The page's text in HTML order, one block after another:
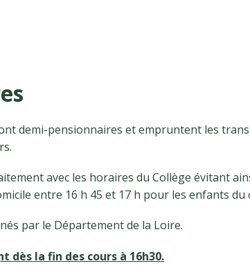
demi-pensionnaires et empruntent les
avec les horaires du Collège évitant
entre 16 h 45 et 17 h pour les enfants du
par le Département de la Loire.
dès la fin des cours à 16h30.